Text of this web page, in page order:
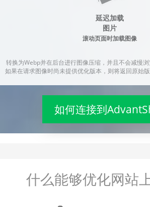
延迟加载
图片
滚动页面时加载图像
转换为Webp并在后台进行图像压缩，并且不会减慢浏
如果在请求图像时尚未提供优化版本，则将返回原始版
如何连接到
什么能够优化网站